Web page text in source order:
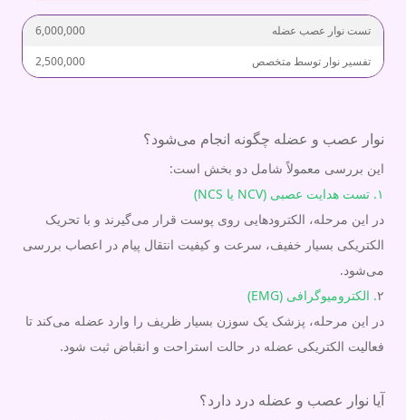
تست نوار عصب عضله
6,000,000
تفسیر نوار توسط متخصص
2,500,000
نوار عصب و عضله چگونه انجام می‌شود؟
این بررسی معمولاً شامل دو بخش است:
۱. تست هدایت عصبی (NCV یا NCS)
در این مرحله، الکترودهایی روی پوست قرار می‌گیرند و با تحریک
الکتریکی بسیار خفیف، سرعت و کیفیت انتقال پیام در اعصاب بررسی
می‌شود.
۲. الکترومیوگرافی (EMG)
در این مرحله، پزشک یک سوزن بسیار ظریف را وارد عضله می‌کند تا
فعالیت الکتریکی عضله در حالت استراحت و انقباض ثبت شود.
آیا نوار عصب و عضله درد دارد؟